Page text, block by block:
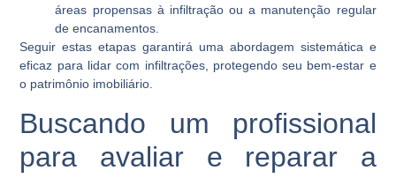
áreas propensas à infiltração ou a manutenção regular
de encanamentos.
Seguir estas etapas garantirá uma abordagem sistemática e
eficaz para lidar com infiltrações, protegendo seu bem-estar e
o patrimônio imobiliário.
Buscando um profissional
para avaliar e reparar a